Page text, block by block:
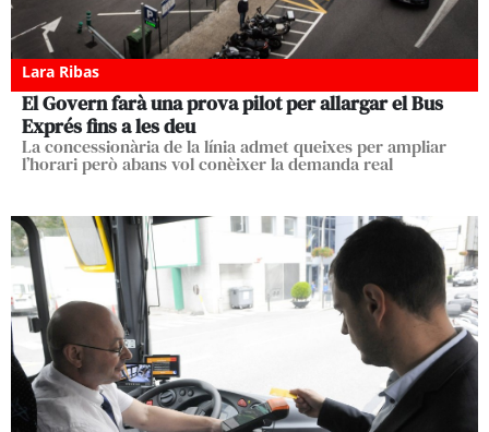
Lara Ribas
El Govern farà una prova pilot per allargar el Bus
Exprés fins a les deu
La concessionària de la línia admet queixes per ampliar
l’horari però abans vol conèixer la demanda real